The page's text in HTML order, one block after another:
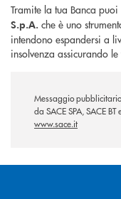
Tramite la tua Banca
S.p.A. che è uno
intendono espandersi a
insolvenza assicurando
Messaggio
da SACE SPA, SACE
www.sace.it